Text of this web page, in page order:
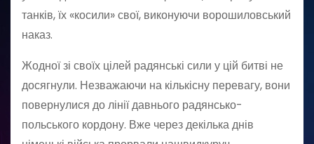
танків, їх «косили» свої, виконуючи ворошиловський
наказ.
Жодної зі своїх цілей радянські сили у цій битві не
досягнули. Незважаючи на кількісну перевагу, вони
повернулися до лінії давнього радянсько-
польського кордону. Вже через декілька днів